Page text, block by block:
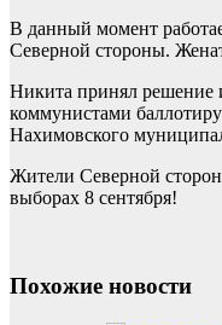
В данный момент
Северной стороны.
Никита принял решение
коммунистами
Нахимовского
Жители Северной
выборах 8 сентября!
Похожие новости